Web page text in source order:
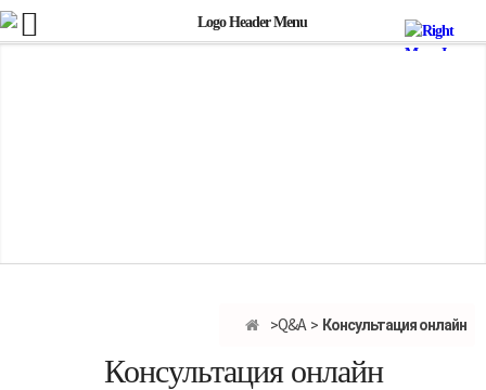
Q&A Консультация онлайн
Консультация онлайн